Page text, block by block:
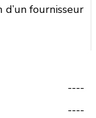
fournisseur
----
----